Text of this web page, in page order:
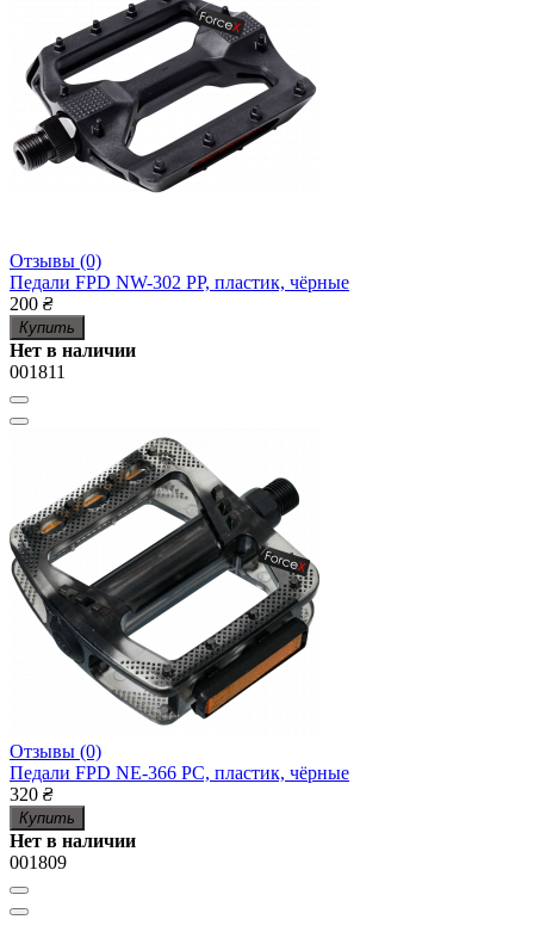
Отзывы (0)
Педали FPD NW-302 PP, пластик, чёрные
200 ₴
Купить
Нет в наличии
001811
Отзывы (0)
Педали FPD NE-366 PC, пластик, чёрные
320 ₴
Купить
Нет в наличии
001809